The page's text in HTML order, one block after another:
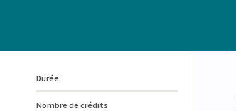
Durée
Nombre de crédits